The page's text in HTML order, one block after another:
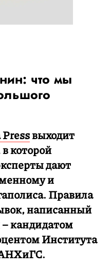
что мы
выходит
которой
дают
и
Правила
написанный
кандидатом
Института